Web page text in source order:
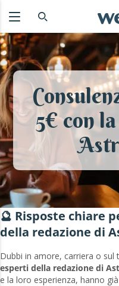
5€ con
🔮 Risposte chiare
della redazione di
Dubbi in amore, carriera o
esperti della redazione di
e la loro esperienza, hanno